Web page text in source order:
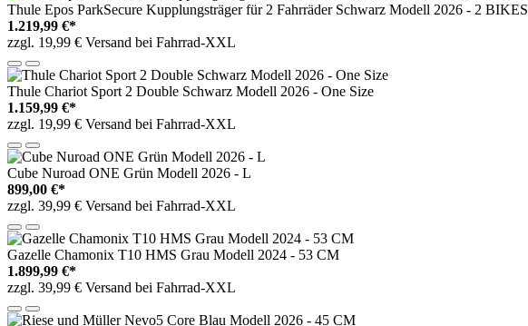
Thule Epos ParkSecure Kupplungsträger für 2 Fahrräder Schwarz Modell 2026 - 2 BIKES
1.219,99 €*
zzgl. 19,99 € Versand bei Fahrrad-XXL
Thule Chariot Sport 2 Double Schwarz Modell 2026 - One Size
1.159,99 €*
zzgl. 19,99 € Versand bei Fahrrad-XXL
Cube Nuroad ONE Grün Modell 2026 - L
899,00 €*
zzgl. 39,99 € Versand bei Fahrrad-XXL
Gazelle Chamonix T10 HMS Grau Modell 2024 - 53 CM
1.899,99 €*
zzgl. 39,99 € Versand bei Fahrrad-XXL